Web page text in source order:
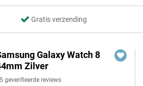
Gratis verzending
Galaxy Watch 8
Zilver
geverifieerde reviews